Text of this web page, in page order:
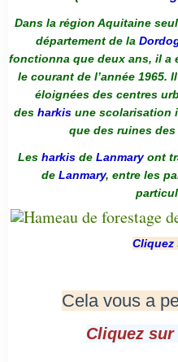
Dans la région Aquitaine
département de la
fonctionna que deux ans, il a
le courant de l’année 1965.
éloignées des centres
des harkis une scolarisation
que des ruines
Les harkis de Lanmaryont
de Lanmary, entre les
Cliquez
Cela vous a
Cliquez